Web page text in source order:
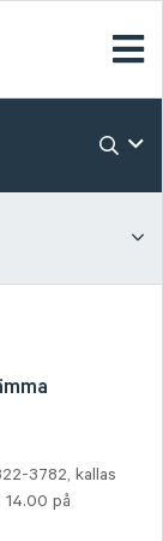
3782, kallas
14.00 på